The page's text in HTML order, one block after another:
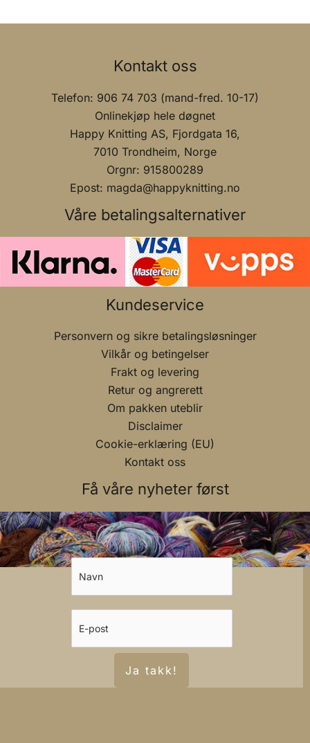
Kontakt oss
Telefon: 906 74 703 (mand-fred. 10-17)
Onlinekjøp hele døgnet
Happy Knitting AS, Fjordgata 16,
7010 Trondheim, Norge
Orgnr: 915800289
Epost: magda@happyknitting.no
Våre betalingsalternativer
Kundeservice
Personvern og sikre betalingsløsninger
Vilkår og betingelser
Frakt og levering
Retur og angrerett
Om pakken uteblir
Disclaimer
Cookie-erklæring (EU)
Kontakt oss
Få våre nyheter først
Ja takk!